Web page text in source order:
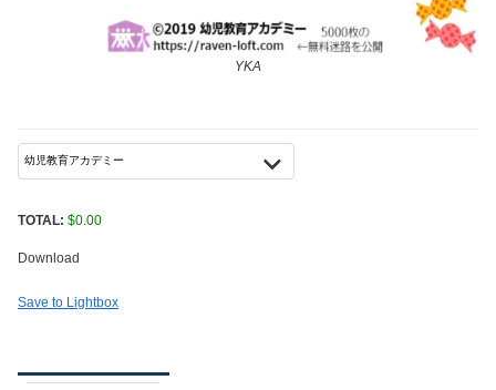
YKA
TOTAL: $0.00
Download
Save to Lightbox